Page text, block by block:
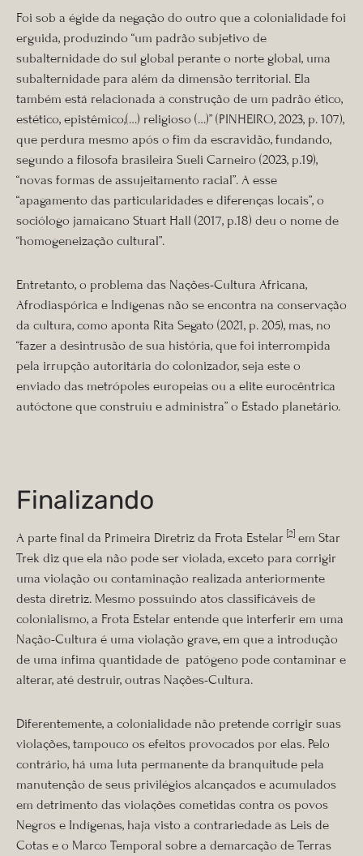
Foi sob a égide da negação do outro que a colonialidade foi
erguida, produzindo “um padrão subjetivo de
subalternidade do sul global perante o norte global, uma
subalternidade para além da dimensão territorial. Ela
também está relacionada à construção de um padrão ético,
estético, epistêmico,(…) religioso (…)” (PINHEIRO, 2023, p. 107),
que perdura mesmo após o fim da escravidão, fundando,
segundo a filosofa brasileira Sueli Carneiro (2023, p.19),
“novas formas de assujeitamento racial”. A esse
“apagamento das particularidades e diferenças locais”, o
sociólogo jamaicano Stuart Hall (2017, p.18) deu o nome de
“homogeneização cultural”.
Entretanto, o problema das Nações-Cultura Africana,
Afrodiaspórica e Indígenas não se encontra na conservação
da cultura, como aponta Rita Segato (2021, p. 205), mas, no
“fazer a desintrusão de sua história, que foi interrompida
pela irrupção autoritária do colonizador, seja este o
enviado das metrópoles europeias ou a elite eurocêntrica
autóctone que construiu e administra” o Estado planetário.
Finalizando
A parte final da Primeira Diretriz da Frota Estelar [2] em Star
Trek diz que ela não pode ser violada, exceto para corrigir
uma violação ou contaminação realizada anteriormente
desta diretriz. Mesmo possuindo atos classificáveis de
colonialismo, a Frota Estelar entende que interferir em uma
Nação-Cultura é uma violação grave, em que a introdução
de uma ínfima quantidade de patógeno pode contaminar e
alterar, até destruir, outras Nações-Cultura.
Diferentemente, a colonialidade não pretende corrigir suas
violações, tampouco os efeitos provocados por elas. Pelo
contrário, há uma luta permanente da branquitude pela
manutenção de seus privilégios alcançados e acumulados
em detrimento das violações cometidas contra os povos
Negros e Indígenas, haja visto a contrariedade às Leis de
Cotas e o Marco Temporal sobre a demarcação de Terras